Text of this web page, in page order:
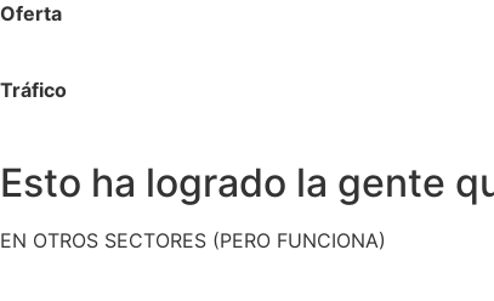
Oferta
Tráfico
Esto ha logrado la gente
EN OTROS SECTORES (PERO FUNCIONA)